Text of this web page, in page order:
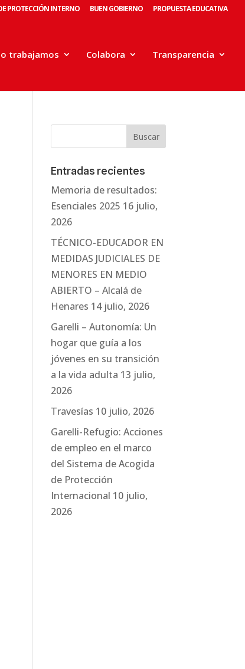
PROTECCIÓN INTERNO BUEN GOBIERNO PROPUESTA EDUCATIVA
trabajamos Colabora Transparencia
Entradas recientes
Memoria de resultados:
Esenciales 2025 16 julio,
2026
TÉCNICO-EDUCADOR EN
MEDIDAS JUDICIALES DE
MENORES EN MEDIO
ABIERTO – Alcalá de
Henares 14 julio, 2026
Garelli – Autonomía: Un
hogar que guía a los
jóvenes en su transición
a la vida adulta 13 julio,
2026
Travesías 10 julio, 2026
Garelli-Refugio: Acciones
de empleo en el marco
del Sistema de Acogida
de Protección
Internacional 10 julio,
2026